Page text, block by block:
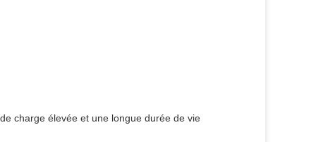
charge élevée et une longue durée de vie